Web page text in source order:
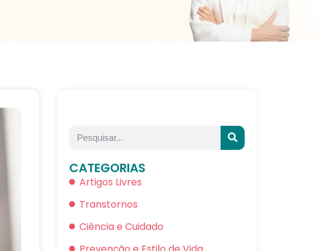
CATEGORIAS
Artigos Livres
Transtornos
Ciência e Cuidado